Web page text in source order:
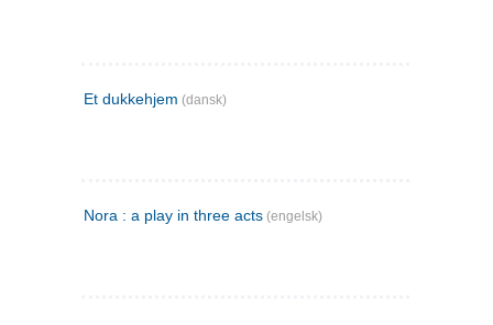
Et dukkehjem (dansk)
Nora : a play in three acts (engelsk)